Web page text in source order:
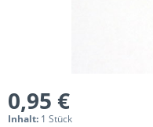
0,95 €
Inhalt: 1 Stück